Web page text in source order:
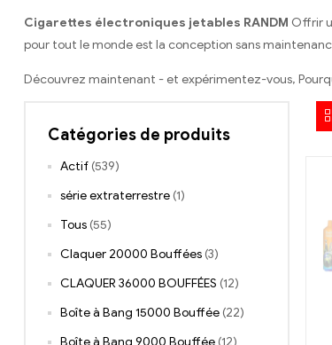
Cigarettes électroniques jetables RANDM Offrir
pour tout le monde est la conception sans
Découvrez maintenant - et expérimentez-vous,
Catégories de produits
Actif (539)
série extraterrestre (1)
Tous (55)
Claquer 20000 Bouffées (3)
CLAQUER 36000 BOUFFÉES (12)
Boîte à Bang 15000 Bouffée (22)
Boîte à Bang 9000 Bouffée (12)